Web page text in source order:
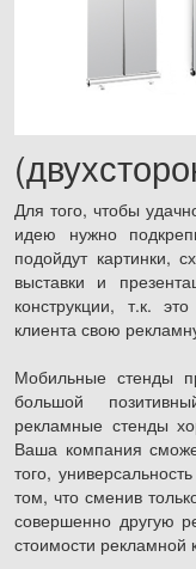
Для того, чтобы
идею нужно
подойдут картинки,
выставки и
конструкции, т.к.
клиента свою
Мобильные стенды
большой
рекламные стенды
Ваша компания
того,
том, что сменив
совершенно другую
стоимости рекламной